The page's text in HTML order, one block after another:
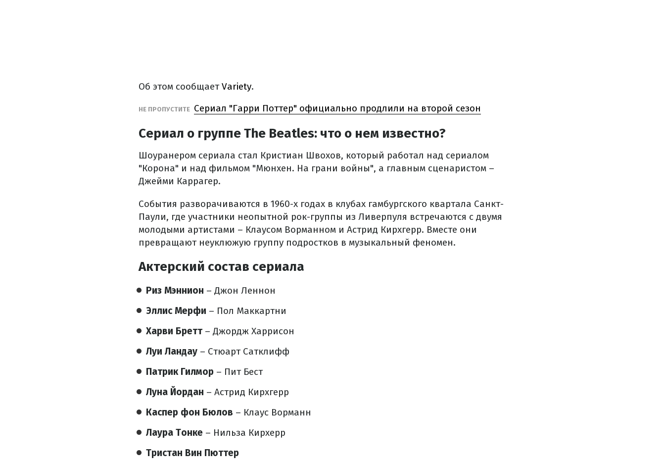
Об этом сообщаетVariety.
НЕ ПРОПУСТИТЕ Сериал "Гарри Поттер" официально продлили на второй сезон
Сериал о группе The Beatles: что о нем известно?
Шоуранером сериала стал Кристиан Швохов, который работал над сериалом
"Корона" и над фильмом "Мюнхен. На грани войны", а главным сценаристом –
Джейми Каррагер.
События разворачиваются в 1960-х годах в клубах гамбургского квартала Санкт-
Паули, где участники неопытной рок-группы из Ливерпуля встречаются с двумя
молодыми артистами – Клаусом Ворманном и Астрид Кирхгерр. Вместе они
превращают неуклюжую группу подростков в музыкальный феномен.
Актерский состав сериала
Риз Мэннион – Джон Леннон
Эллис Мерфи – Пол Маккартни
Харви Бретт – Джордж Харрисон
Луи Ландау – Стюарт Сатклифф
Патрик Гилмор – Пит Бест
Луна Йордан – Астрид Кирхгерр
Каспер фон Бюлов – Клаус Ворманн
Лаура Тонке – Нильза Кирхерр
Тристан Вин Пюттер